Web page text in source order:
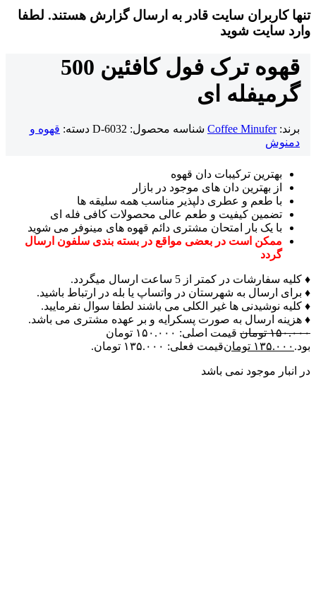
تنها کاربران سایت قادر به ارسال گزارش هستند. لطفا
وارد سایت شوید
قهوه ترک فول کافئین 500
گرمیفله ای
برند:Coffee Minufer شناسه محصول: D-6032 دسته: قهوه و
دمنوش
بهترین ترکیبات دان قهوه
از بهترین دان های موجود در بازار
با طعم و عطری دلپذیر مناسب همه سلیقه ها
تضمین کیفیت و طعم عالی محصولات کافی فله ای
با یک بار امتحان مشتری دائم قهوه های مینوفر می شوید
ممکن است در بعضی مواقع در بسته بندی سلفون ارسال
گردد
♦ کلیه سفارشات در کمتر از 5 ساعت ارسال میگردد.
♦ برای ارسال به شهرستان در واتساپ یا بله در ارتباط باشید.
♦ کلیه نوشیدنی ها غیر الکلی می باشند لطفا سوال نفرمایید.
♦ هزینه ارسال به صورت پسکرایه و بر عهده مشتری می باشد.
۱۵۰.۰۰۰ تومان
قیمت اصلی: ۱۵۰.۰۰۰ تومان
بود. ۱۳۵.۰۰۰ تومانقیمت فعلی: ۱۳۵.۰۰۰ تومان.
در انبار موجود نمی باشد